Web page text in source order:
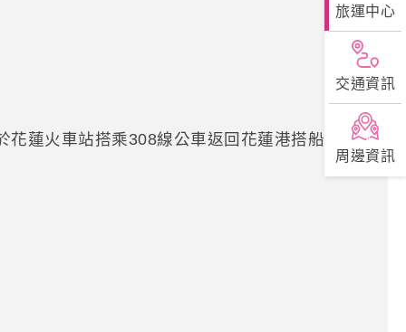
旅運中心
交通資訊
周邊資訊
花蓮火車站搭乘308線公車返回花蓮港搭船。另